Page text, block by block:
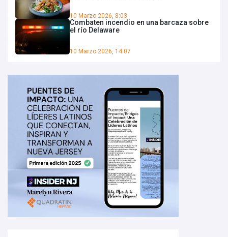
10 Marzo 2026, 8:03
Combaten incendio en una barcaza sobre
el río Delaware
10 Marzo 2026, 14:07